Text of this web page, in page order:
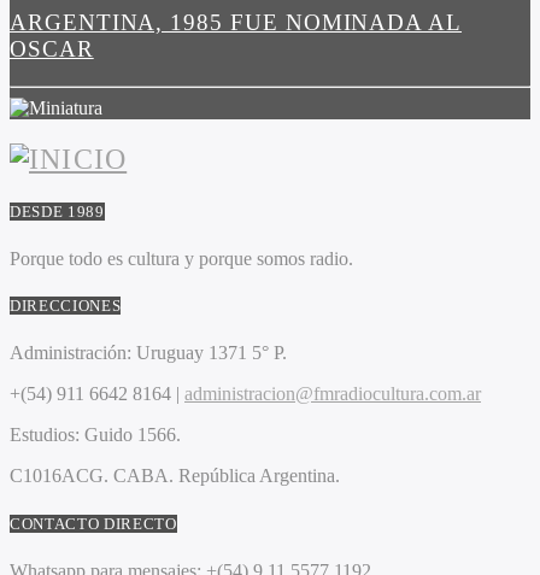
ARGENTINA, 1985 FUE NOMINADA AL
OSCAR
DESDE 1989
Porque todo es cultura y porque somos radio.
DIRECCIONES
Administración: Uruguay 1371 5° P.
+(54) 911 6642 8164 | administracion@fmradiocultura.com.ar
Estudios: Guido 1566.
C1016ACG. CABA. República Argentina.
CONTACTO DIRECTO
Whatsapp para mensajes: +(54) 9 11 5577 1192